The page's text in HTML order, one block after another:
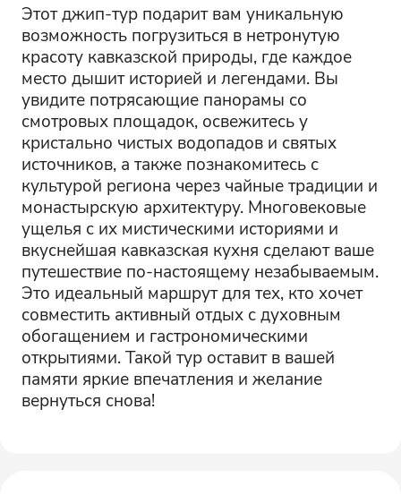
Этот джип-тур подарит вам уникальную
возможность погрузиться в нетронутую
красоту кавказской природы, где каждое
место дышит историей и легендами. Вы
увидите потрясающие панорамы со
смотровых площадок, освежитесь у
кристально чистых водопадов и святых
источников, а также познакомитесь с
культурой региона через чайные традиции и
монастырскую архитектуру. Многовековые
ущелья с их мистическими историями и
вкуснейшая кавказская кухня сделают ваше
путешествие по-настоящему незабываемым.
Это идеальный маршрут для тех, кто хочет
совместить активный отдых с духовным
обогащением и гастрономическими
открытиями. Такой тур оставит в вашей
памяти яркие впечатления и желание
вернуться снова!